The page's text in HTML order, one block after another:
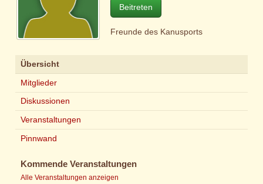
Beitreten
Freunde des Kanusports
Übersicht
Mitglieder
Diskussionen
Veranstaltungen
Pinnwand
Kommende Veranstaltungen
Alle Veranstaltungen anzeigen